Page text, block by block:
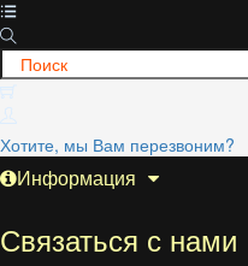
Хотите, мы Вам перезвоним?
Информация
Связаться с нами